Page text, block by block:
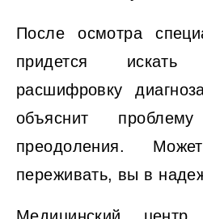
После осмотра
придется
расшифровку
объяснит
преодоления.
переживать, вы в